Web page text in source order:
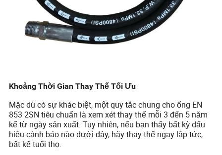
Khoảng Thời Gian Thay Thế Tối Ưu
Mặc dù có sự khác biệt, một quy tắc chung cho ống EN
853 2SN tiêu chuẩn là xem xét thay thế mỗi 3 đến 5 năm
kể từ ngày sản xuất. Tuy nhiên, nếu bạn thấy bất kỳ dấu
hiệu cảnh báo nào dưới đây, hãy thay thế ngay lập tức,
bất kể tuổi thọ.